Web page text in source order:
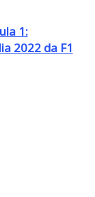
1:
2022 da F1